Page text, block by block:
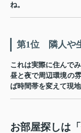
ね。
第1位 隣人や
これは実際に住んで
昼と夜で周辺環境の
ば時間帯を変えて現
お部屋探しは